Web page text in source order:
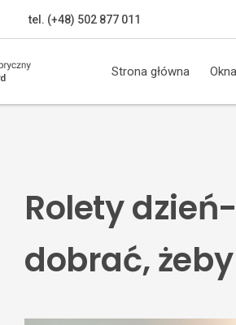
tel. (+48) 502 877 011
Strona główna Okna
Rolety
dobrać,